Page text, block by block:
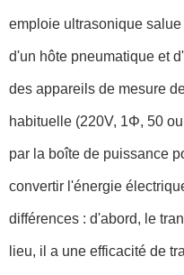
emploie ultrasonique
d'un hôte pneumatique et
des appareils de mesure
habituelle (220V, 1Φ, 50
par la boîte de puissance
convertir l'énergie
différences : d'abord, le
lieu, il a une efficacité de